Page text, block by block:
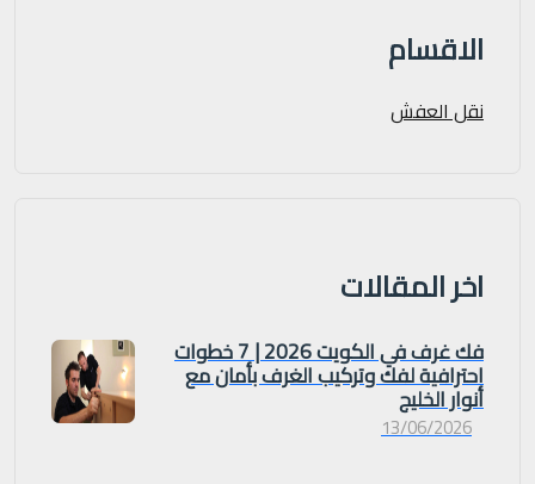
الاقسام
نقل العفش
اخر المقالات
فك غرف في الكويت 2026 | 7 خطوات
احترافية لفك وتركيب الغرف بأمان مع
أنوار الخليج
13/06/2026